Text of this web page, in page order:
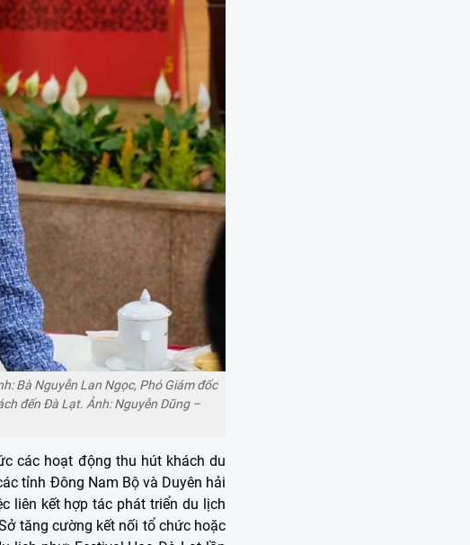
Bà Nguyễn Lan Ngọc, Phó Giám đốc
đến Đà Lạt. Ảnh: Nguyễn Dũng –
các hoạt động thu hút khách du
tỉnh Đông Nam Bộ và Duyên hải
liên kết hợp tác phát triển du lịch
tăng cường kết nối tổ chức hoặc